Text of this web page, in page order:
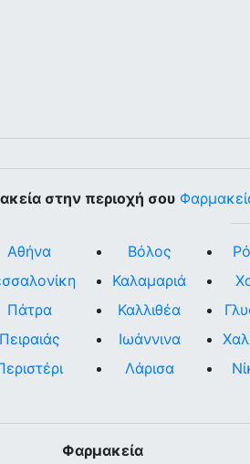
στην περιοχή σου
Αθήνα
Πάτρα
Πειραιάς
Βόλος
Καλαμαριά
Καλλιθέα
Ιωάννινα
Λάρισα
Φαρμακεία